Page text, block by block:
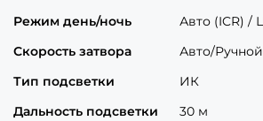
Режим день/ночь
Авто (ICR) /
Скорость затвора
Авто/
Тип подсветки
ИК
Дальность подсветки
30 м